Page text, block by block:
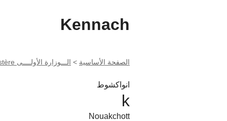
Kennach
الصفحة الأساسية > الـــوزارة الأولــــى Premier Ministère ------ الأمانة العامة للحكومة Secrétariat (...)
انواكشوط
k
Nouakchott